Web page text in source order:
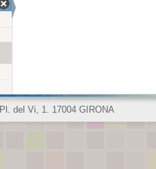
Pl. del Vi, 1. 17004 GIRONA